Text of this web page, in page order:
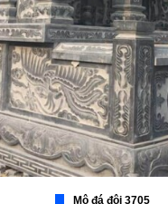
Mộ đá đôi 3705